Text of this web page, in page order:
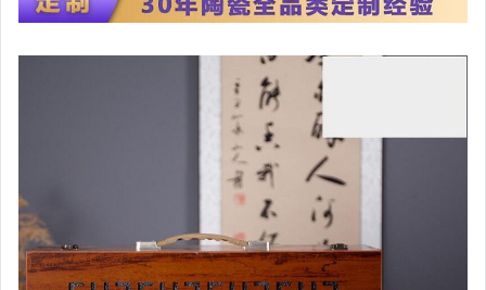
女包精品與女鞋